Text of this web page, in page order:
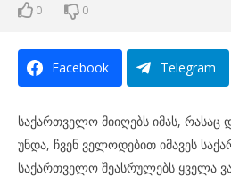
0 0
Facebook Telegram
საქართველო მიიღებს იმას, რასაც
უნდა, ჩვენ ველოდებით იმავეს
საქართველო შეასრულებს ყველა